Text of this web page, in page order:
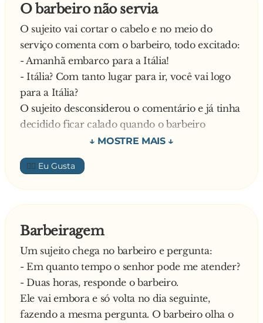
coisa sem
precisar de ajuda.
06. Seus velhos amigos não reparam se você
ganhou peso.
07. Um corte de cabelo no barbeiro e mais
rápido,
prático e econômico.
08. Sua bunda nunca é um fator determinante
numa
entrevista para emprego.
09. Você não precisa pintar as unhas nem
perder tardes
inteiras com a manicure.
10. Você não tem que carregar uma bolsa cheia
de coisas
O barbeiro não servia
O sujeito vai cortar o cabelo e no meio do
serviço comenta com o barbeiro, todo excitado:
- Amanhã embarco para a Itália!
- Itália? Com tanto lugar para ir, você vai logo
para a Itália?
O sujeito desconsiderou o comentário e já tinha
decidido ficar calado quando o barbeiro
- Vai pela Varig?
- Não, pela Alitalia!
- p**..., essa é a pior companhia de aviação do
mundo! Vai para qual cidade?
- Roma? Uma cidadezinha de m**..., feia pra
c**...! Vai se hospedar aonde?
- No Hilton!
- No Hilton? Aquilo é um pardieiro! O Hotel
mais v**... da Europa! Aposto que vai querer ver
o Papa!
👍🏼
Barbeiragem
Um sujeito chega no barbeiro e pergunta:
- Em quanto tempo o senhor pode me atender?
- Duas horas, responde o barbeiro.
Ele vai embora e só volta no dia seguinte,
fazendo a mesma pergunta. O barbeiro olha o